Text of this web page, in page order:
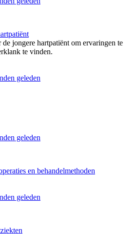
jongere hartpatiënt om ervaringen te
te vinden.
geleden
geleden
en behandelmethoden
geleden